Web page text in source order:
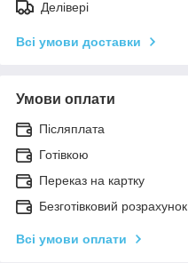
Делівері
Всі умови доставки
Умови оплати
Післяплата
Готівкою
Переказ на картку
Безготівковий розрахунок
Всі умови оплати